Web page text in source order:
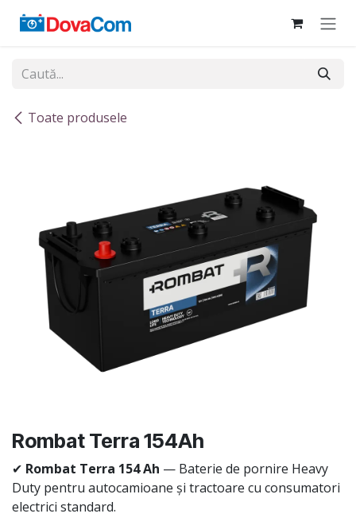
Toate produsele
Rombat Terra 154Ah
✔ Rombat Terra 154 Ah — Baterie de pornire Heavy
Duty pentru autocamioane și tractoare cu consumatori
electrici standard.